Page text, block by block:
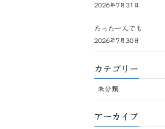
2026年7月31日
たった一人でも
2026年7月30日
カテゴリー
未分類
アーカイブ